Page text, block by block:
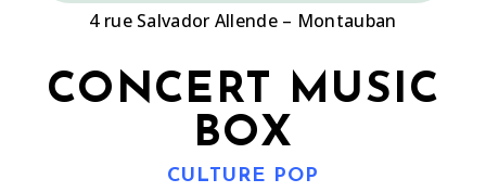
4 rue Salvador Allende – Montauban
CONCERT MUSIC
BOX
CULTURE POP